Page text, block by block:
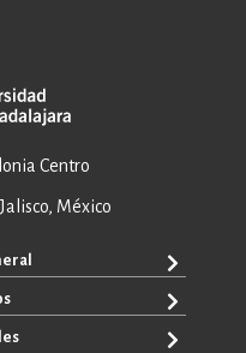
Centro
México